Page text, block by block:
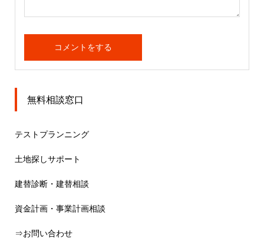
無料相談窓口
テストプランニング
土地探しサポート
建替診断・建替相談
資金計画・事業計画相談
⇒お問い合わせ